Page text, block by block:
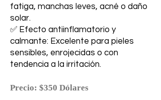
fatiga, manchas leves, acné o daño
solar.
✅ Efecto antiinflamatorio y
calmante: Excelente para pieles
sensibles, enrojecidas o con
tendencia a la irritación.
Precio: $350 Dólares